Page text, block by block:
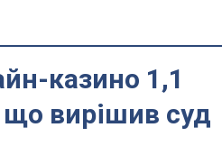
казино 1,1
що вирішив суд